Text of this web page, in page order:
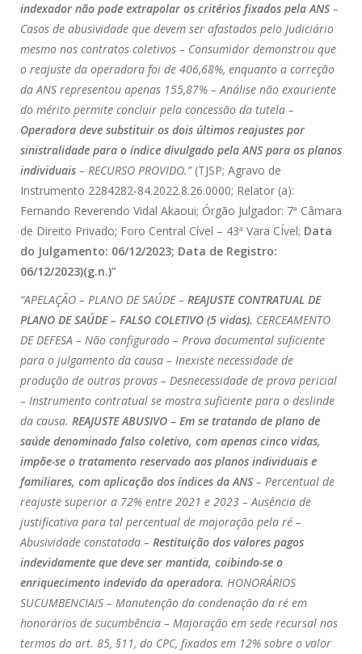
indexador não pode extrapolar os critérios fixados pela ANS–
Casos de abusividade que devem ser afastados pelo Judiciário
mesmo nos contratos coletivos – Consumidor demonstrou que
o reajuste da operadora foi de 406,68%, enquanto a correção
da ANS representou apenas 155,87% – Análise não exauriente
do mérito permite concluir pela concessão da tutela –
Operadora deve substituir os dois últimos reajustes por
sinistralidade para o índice divulgado pela ANS para os planos
individuais – RECURSO PROVIDO.” (TJSP; Agravo de
Instrumento 2284282-84.2022.8.26.0000; Relator (a):
Fernando Reverendo Vidal Akaoui; Órgão Julgador: 7ª Câmara
de Direito Privado; Foro Central Cível – 43ª Vara CÍvel; Data
do Julgamento: 06/12/2023; Data de Registro:
06/12/2023)(g.n.)”
“APELAÇÃO – PLANO DE SAÚDE – REAJUSTE CONTRATUAL DE
PLANO DE SAÚDE – FALSO COLETIVO (5 vidas). CERCEAMENTO
DE DEFESA – Não configurado – Prova documental suficiente
para o julgamento da causa – Inexiste necessidade de
produção de outras provas – Desnecessidade de prova pericial
– Instrumento contratual se mostra suficiente para o deslinde
da causa. REAJUSTE ABUSIVO – Em se tratando de plano de
saúde denominado falso coletivo, com apenas cinco vidas,
impõe-se o tratamento reservado aos planos individuais e
familiares, com aplicação dos índices da ANS– Percentual de
reajuste superior a 72% entre 2021 e 2023 – Ausência de
justificativa para tal percentual de majoração pela ré –
Abusividade constatada – Restituição dos valores pagos
indevidamente que deve ser mantida, coibindo-se o
enriquecimento indevido da operadora. HONORÁRIOS
SUCUMBENCIAIS – Manutenção da condenação da ré em
honorários de sucumbência – Majoração em sede recursal nos
termos do art. 85, §11, do CPC, fixados em 12% sobre o valor